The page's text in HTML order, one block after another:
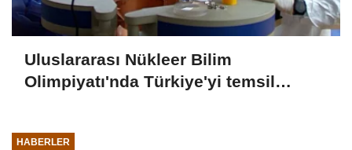
Uluslararası Nükleer Bilim
Olimpiyatı'nda Türkiye'yi temsil
HABERLER